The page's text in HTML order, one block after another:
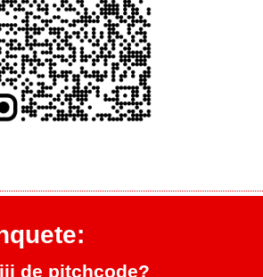
de pitchcode?